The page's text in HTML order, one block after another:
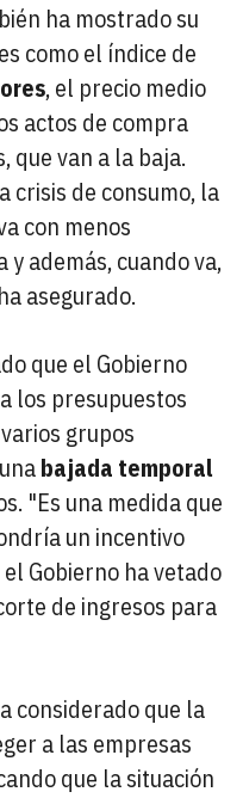
ha mostrado su
como el índice de
, el precio medio
actos de compra
que van a la baja.
crisis de consumo, la
con menos
además, cuando va,
asegurado.
que el Gobierno
los presupuestos
grupos
bajada temporal
"Es una medida que
un incentivo
Gobierno ha vetado
de ingresos para
considerado que la
a las empresas
que la situación